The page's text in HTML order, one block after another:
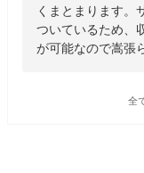
くまとまります。
ついているため、
が可能なので嵩張
全